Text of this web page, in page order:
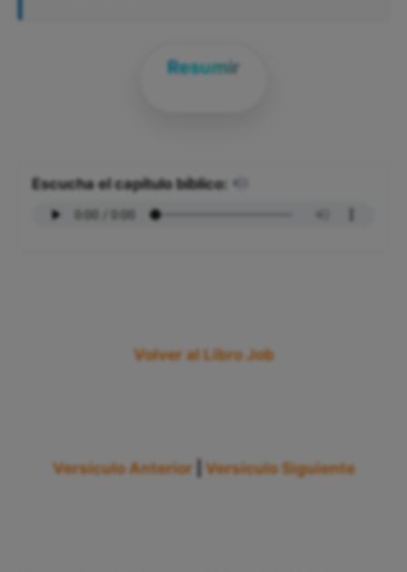
Resumir
Escucha el capítulo bíblico:
Volver al Libro Job
Versículo Anterior Versículo Siguiente